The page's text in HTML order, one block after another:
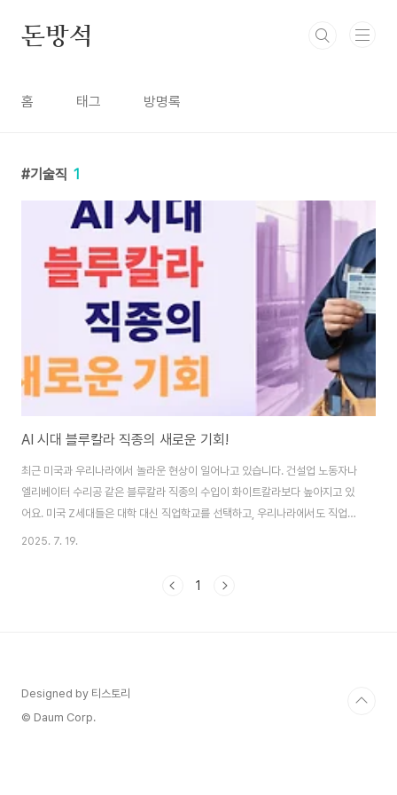
돈방석
홈 태그 방명록
기술직 1
AI 시대 블루칼라 직종의 새로운 기회!
최근 미국과 우리나라에서 놀라운 현상이 일어나고 있습니다. 건설업 노동자나
엘리베이터 수리공 같은 블루칼라 직종의 수입이 화이트칼라보다 높아지고 있
어요. 미국 Z세대들은 대학 대신 직업학교를 선택하고, 우리나라에서도 직업계
고등학교가 일반고보다 인기가 높아지는 역현상이 벌어지고 있습니다. 이런 변
직 vs 사무직 MZ세대 선택 기준 이 글의 순서1. 블루칼라 열풍의 현실과 배경
2025. 7. 19.
1
Designed by 티스토리
© Daum Corp.